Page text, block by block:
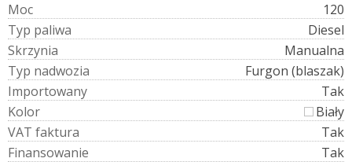
Moc
120
Typ paliwa
Diesel
Skrzynia
Manualna
Typ nadwozia
Furgon (blaszak)
Importowany
Tak
Kolor
Biały
VAT faktura
Tak
Finansowanie
Tak